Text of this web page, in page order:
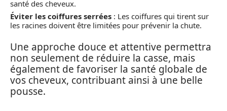
santé des cheveux.
Éviter les coiffures serrées : Les coiffures qui tirent sur
les racines doivent être limitées pour prévenir la chute.
Une approche douce et attentive permettra
non seulement de réduire la casse, mais
également de favoriser la santé globale de
vos cheveux, contribuant ainsi à une belle
pousse.